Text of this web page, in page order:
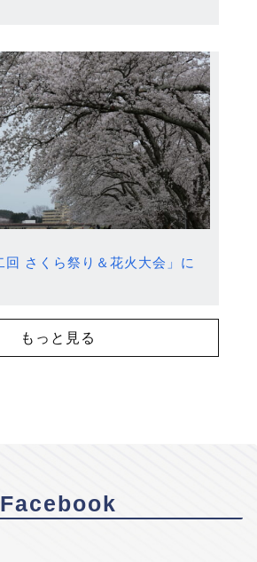
回 さくら祭り＆花火大会」に
もっと見る
Facebook